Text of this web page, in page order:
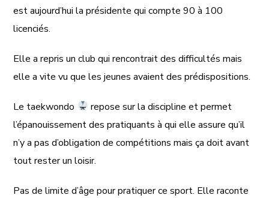
est aujourd’hui la présidente qui compte 90 à 100
licenciés.
Elle a repris un club qui rencontrait des difficultés mais
elle a vite vu que les jeunes avaient des prédispositions.
Le taekwondo
repose sur la discipline et permet
l’épanouissement des pratiquants à qui elle assure qu’il
n’y a pas d’obligation de compétitions mais ça doit avant
tout rester un loisir.
Pas de limite d’âge pour pratiquer ce sport. Elle raconte